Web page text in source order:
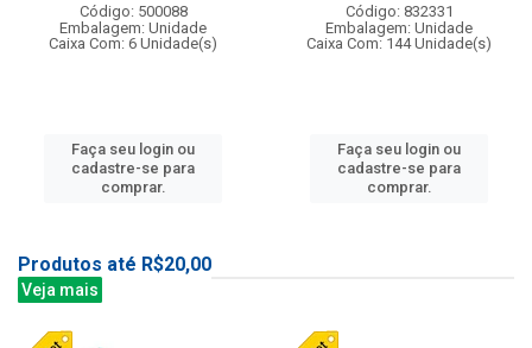
Código: 500088
Embalagem: Unidade
Caixa Com: 6 Unidade(s)
Faça seu login ou
cadastre-se para
comprar.
Código: 832331
Embalagem: Unidade
Caixa Com: 144 Unidade(s)
Faça seu login ou
cadastre-se para
comprar.
Produtos até R$20,00
Veja mais